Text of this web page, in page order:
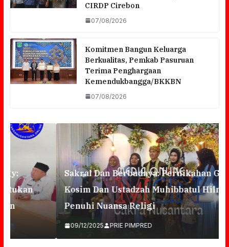
CIRDP Cirebon
07/08/2026
Komitmen Bangun Keluarga
Berkualitas, Pemkab Pasuruan
Terima Penghargaan
Kemendukbangga/BKKBN
07/08/2026
Sakral Dan Berbudaya: Pernikahan Gus
Kosim Dan Ustadzah Muhibbatul Hilmiyah
Penuhi Nuansa Religi
09/12/2025 PRIE PIMPRED